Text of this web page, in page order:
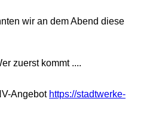
wir an dem Abend diese
zuerst kommt ....
Angebot https://stadtwerke-